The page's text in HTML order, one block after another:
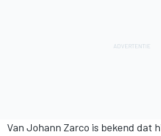
Van Johann Zarco is bekend dat